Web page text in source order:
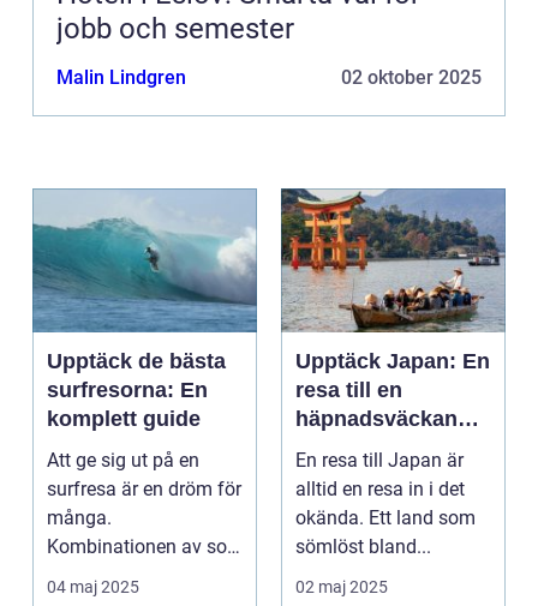
jobb och semester
Malin Lindgren 02 oktober 2025
Upptäck de bästa
surfresorna: En
komplett guide
Att ge sig ut på en
surfresa är en dröm för
många.
Kombinationen av sol,
...
04 maj 2025
Upptäck Japan: En
resa till en
häpnadsväckande
kultur och natur
En resa till Japan är
alltid en resa in i det
okända. Ett land som
sömlöst bland...
02 maj 2025